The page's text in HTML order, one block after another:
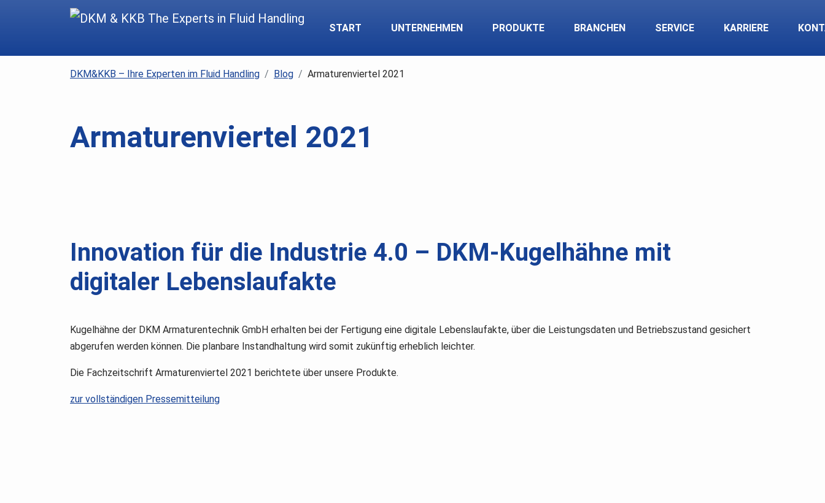
START UNTERNEHMEN PRODUKTE BRANCHEN SERVICE KARRIERE
DKM&KKB – Ihre Experten im Fluid Handling Blog Armaturenviertel 2021
Armaturenviertel 2021
Innovation für die Industrie 4.0 – DKM-Kugelhähne mit
digitaler Lebenslaufakte
Kugelhähne der DKM Armaturentechnik GmbH erhalten bei der Fertigung eine digitale Lebenslaufakte, über die Leistungsdaten und Betriebszustand gesichert
abgerufen werden können. Die planbare Instandhaltung wird somit zukünftig erheblich leichter.
Die Fachzeitschrift Armaturenviertel 2021 berichtete über unsere Produkte.
zur vollständigen Pressemitteilung